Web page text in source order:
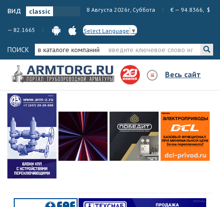
вид 8 Августа 2026г, Суббота € — 94.8366, $
— 82.1665 Select Language ▼
ПОИСК в каталоге компаний
Весь сайт